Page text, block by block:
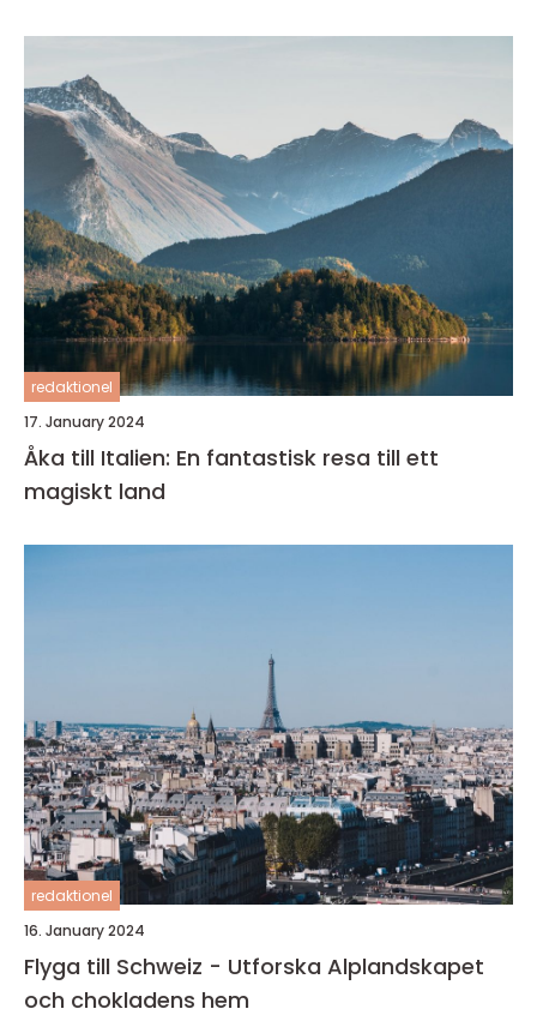
redaktionel
17. January 2024
Åka till Italien: En fantastisk resa till ett
magiskt land
redaktionel
16. January 2024
Flyga till Schweiz - Utforska Alplandskapet
och chokladens hem